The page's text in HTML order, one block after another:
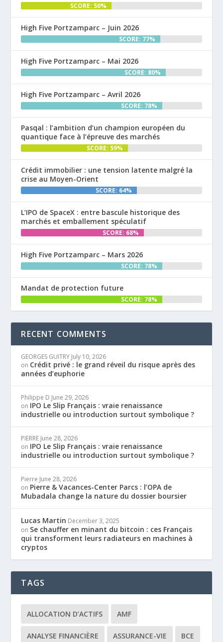
SCORE: 50%
High Five Portzamparc – Juin 2026
SCORE: 77%
High Five Portzamparc – Mai 2026
SCORE: 80%
High Five Portzamparc – Avril 2026
SCORE: 78%
Pasqal : l’ambition d’un champion européen du
quantique face à l’épreuve des marchés
SCORE: 59%
Crédit immobilier : une tension latente malgré la
crise au Moyen-Orient
SCORE: 64%
L’IPO de SpaceX : entre bascule historique des
marchés et emballement spéculatif
SCORE: 68%
High Five Portzamparc – Mars 2026
SCORE: 78%
Mandat de protection future
SCORE: 78%
RECENT COMMENTS
GEORGES GUITRY July 10, 2026
on Crédit privé : le grand réveil du risque après des
années d’euphorie
Philippe D June 29, 2026
on IPO Le Slip Français : vraie renaissance
industrielle ou introduction surtout symbolique ?
PIERRE June 28, 2026
on IPO Le Slip Français : vraie renaissance
industrielle ou introduction surtout symbolique ?
Pierre June 28, 2026
on Pierre & Vacances-Center Parcs : l’OPA de
Mubadala change la nature du dossier boursier
Lucas Martin December 3, 2025
on Se chauffer en minant du bitcoin : ces Français
qui transforment leurs radiateurs en machines à
cryptos
TAGS
ALLOCATION D’ACTIFS AMF
ANALYSE FINANCIÈRE ASSURANCE-VIE BCE